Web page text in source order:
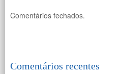
Comentários fechados.
Comentários recentes